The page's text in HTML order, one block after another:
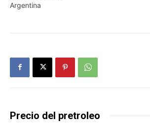
Argentina
Precio del pretroleo